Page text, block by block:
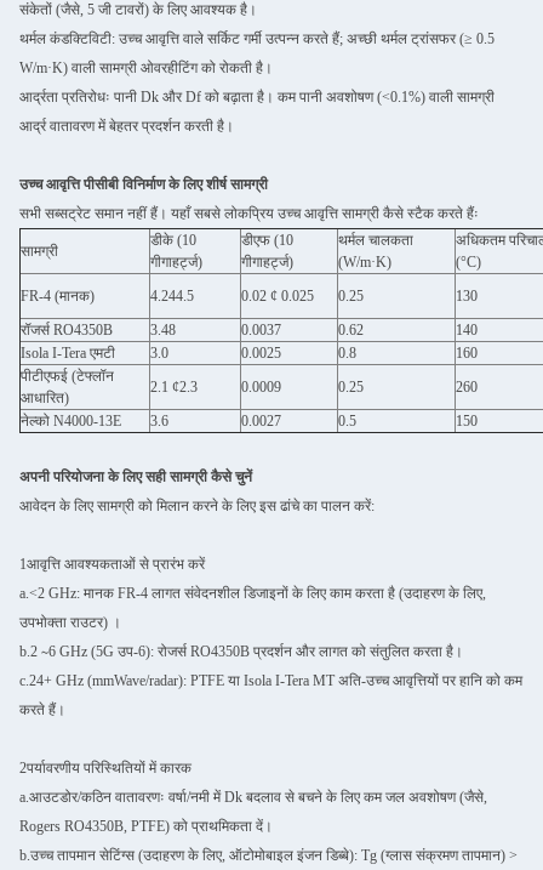
संकेतों (जैसे, 5 जी टावरों) के लिए आवश्यक है।
थर्मल कंडक्टिविटी: उच्च आवृत्ति वाले सर्किट गर्मी उत्पन्न करते हैं; अच्छी थर्मल ट्रांसफर (≥ 0.5
W/m·K) वाली सामग्री ओवरहीटिंग को रोकती है।
आर्द्रता प्रतिरोधः पानी Dk और Df को बढ़ाता है। कम पानी अवशोषण (<0.1%) वाली सामग्री
आर्द्र वातावरण में बेहतर प्रदर्शन करती है।
उच्च आवृत्ति पीसीबी विनिर्माण के लिए शीर्ष सामग्री
सभी सब्सट्रेट समान नहीं हैं। यहाँ सबसे लोकप्रिय उच्च आवृत्ति सामग्री कैसे स्टैक करते हैंः
सामग्री
डीके (10
गीगाहर्ट्ज)
डीएफ (10
गीगाहर्ट्ज)
थर्मल चालकता
(W/m·K)
अधिकतम
(°C)
FR-4 (मानक)
4.244.5 0.02 ¢ 0.025 0.25
130
रॉजर्स RO4350B
3.48 0.0037 0.62
140
Isola I-Tera एमटी
3.0 0.0025 0.8
160
पीटीएफई (टेफ्लॉन
आधारित)
2.1 ¢2.3 0.0009 0.25
260
नेल्को N4000-13E
3.6 0.0027 0.5 150
अपनी परियोजना के लिए सही सामग्री कैसे चुनें
आवेदन के लिए सामग्री को मिलान करने के लिए इस ढांचे का पालन करें:
1आवृत्ति आवश्यकताओं से प्रारंभ करें
a.<2 GHz: मानक FR-4 लागत संवेदनशील डिजाइनों के लिए काम करता है (उदाहरण के लिए,
उपभोक्ता राउटर) ।
b.2 ∼6 GHz (5G उप-6): रोजर्स RO4350B प्रदर्शन और लागत को संतुलित करता है।
c.24+ GHz (mmWave/radar): PTFE या Isola I-Tera MT अति-उच्च आवृत्तियों पर हानि को कम
करते हैं।
2पर्यावरणीय परिस्थितियों में कारक
a.आउटडोर/कठिन वातावरणः वर्षा/नमी में Dk बदलाव से बचने के लिए कम जल अवशोषण (जैसे,
Rogers RO4350B, PTFE) को प्राथमिकता दें।
b.उच्च तापमान सेटिंग्स (उदाहरण के लिए, ऑटोमोबाइल इंजन डिब्बे): Tg (ग्लास संक्रमण तापमान) >